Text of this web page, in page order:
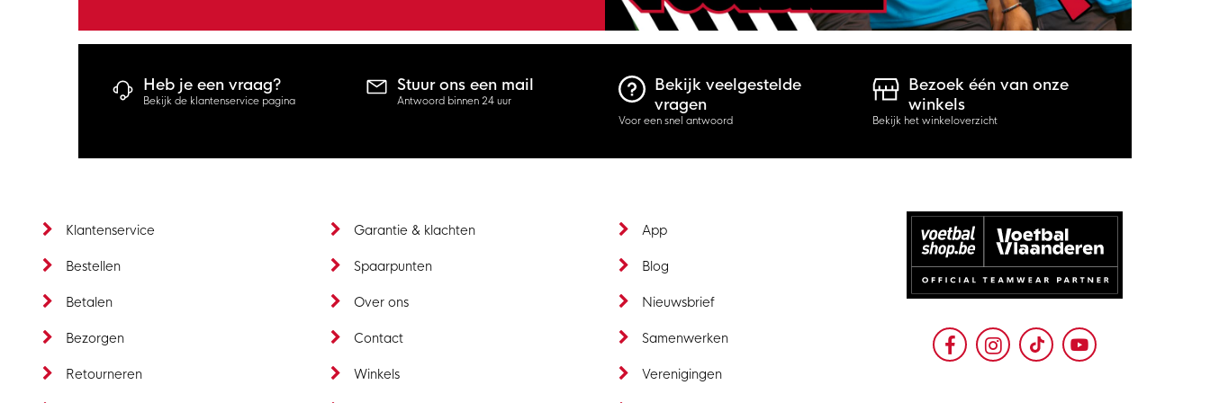
Heb je een vraag?
Bekijk de klantenservice pagina
Stuur ons een mail
Antwoord binnen 24 uur
Bekijk veelgestelde
vragen
Voor een snel antwoord
Bezoek één van onze
winkels
Bekijk het winkeloverzicht
Klantenservice
Bestellen
Betalen
Bezorgen
Retourneren
Garantie & klachten
Spaarpunten
Over ons
Contact
Winkels
App
Blog
Nieuwsbrief
Samenwerken
Verenigingen